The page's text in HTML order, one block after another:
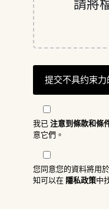
請將
我已注意到條款和條
意它們。
您同意您的資料將用
知可以在 隱私政策中